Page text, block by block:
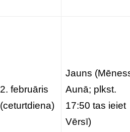
2. februāris
(ceturtdiena)
Jauns
Aunā; plkst.
17:50 tas ieiet
Vērsī)